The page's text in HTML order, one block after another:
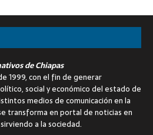
de Chiapas
1999, con el fin de generar
social y económico del estado de
medios de comunicación en la
transforma en portal de noticias en
a la sociedad.